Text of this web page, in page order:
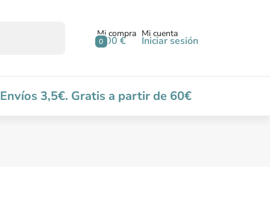
0
Mi compra
0,00 €
Mi cuenta
Iniciar sesión
Envíos 3,5€. Gratis a partir de 60€